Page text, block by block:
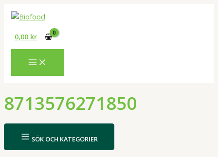
Hoppa
0,00 kr
8713576271850
SÖK OCH KATEGORIER